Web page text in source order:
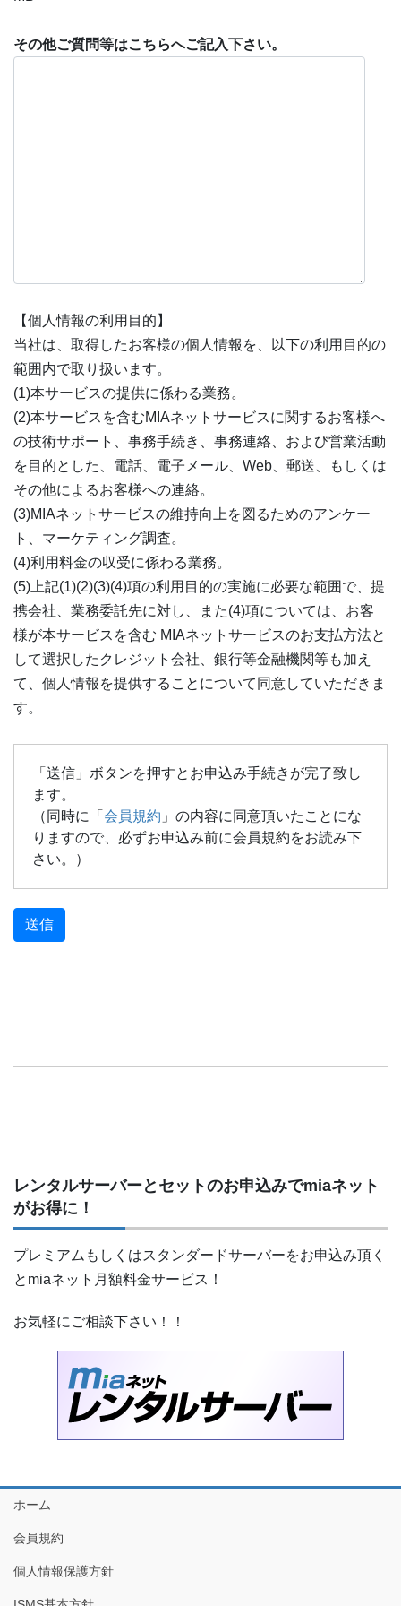
その他ご質問等はこちらへご記入下さい。
【個人情報の利用目的】
当社は、取得したお客様の個人情報を、以下の利用目的の
範囲内で取り扱います。
(1)本サービスの提供に係わる業務。
(2)本サービスを含むMIAネットサービスに関するお客様へ
の技術サポート、事務手続き、事務連絡、および営業活動
を目的とした、電話、電子メール、Web、郵送、もしくは
その他によるお客様への連絡。
(3)MIAネットサービスの維持向上を図るためのアンケー
ト、マーケティング調査。
(4)利用料金の収受に係わる業務。
(5)上記(1)(2)(3)(4)項の利用目的の実施に必要な範囲で、提
携会社、業務委託先に対し、また(4)項については、お客
様が本サービスを含む MIAネットサービスのお支払方法と
して選択したクレジット会社、銀行等金融機関等も加え
て、個人情報を提供することについて同意していただきま
す。
「送信」ボタンを押すとお申込み手続きが完了致し
ます。
（同時に「 会員規約 」の内容に同意頂いたことにな
りますので、必ずお申込み前に会員規約をお読み下
さい。）
レンタルサーバーとセットのお申込みでmiaネット
がお得に！
プレミアムもしくはスタンダードサーバーをお申込み頂く
とmiaネット月額料金サービス！
お気軽にご相談下さい！！
ホーム
会員規約
個人情報保護方針